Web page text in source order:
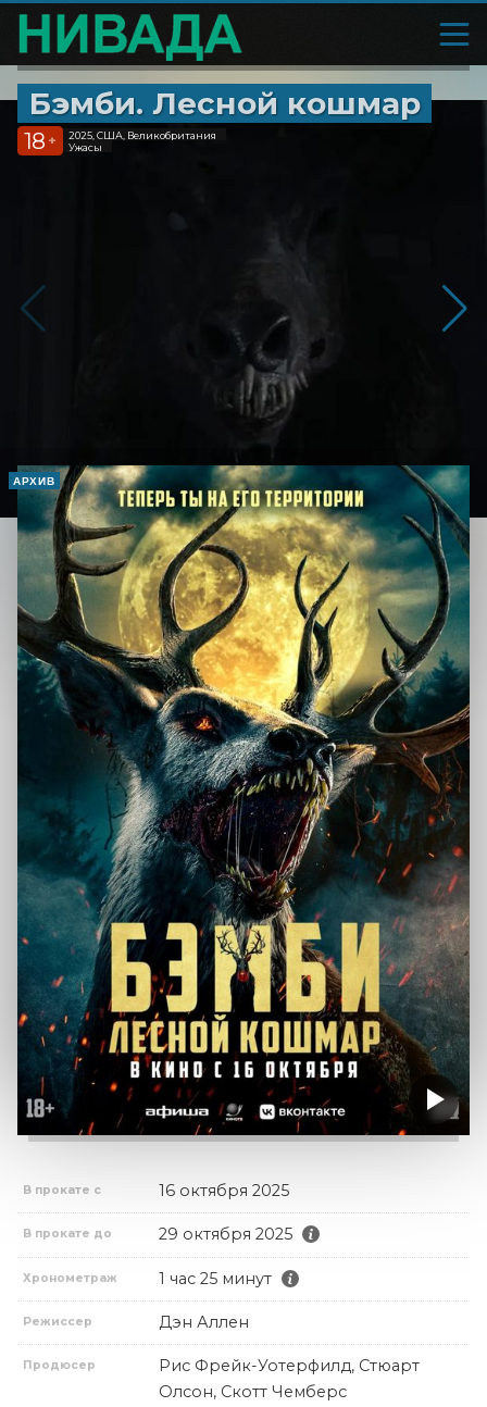
Бэмби. Лесной кошмар
18 +
2025, США, Великобритания
Ужасы
АРХИВ
В прокате с 16 октября 2025
В прокате до 29 октября 2025
Хронометраж 1 час 25 минут
Режиссер Дэн Аллен
Продюсер
Рис Фрейк-Уотерфилд, Стюарт
Олсон, Скотт Чемберс